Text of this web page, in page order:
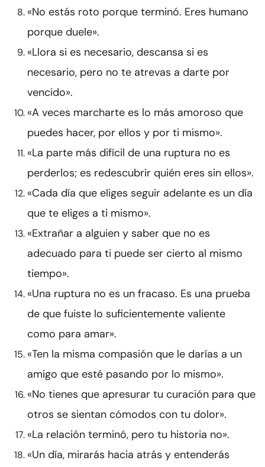
«No estás roto porque terminó. Eres humano
porque duele».
«Llora si es necesario, descansa si es
necesario, pero no te atrevas a darte por
vencido».
«A veces marcharte es lo más amoroso que
puedes hacer, por ellos y por ti mismo».
«La parte más difícil de una ruptura no es
perderlos; es redescubrir quién eres sin ellos».
«Cada día que eliges seguir adelante es un día
que te eliges a ti mismo».
«Extrañar a alguien y saber que no es
adecuado para ti puede ser cierto al mismo
tiempo».
«Una ruptura no es un fracaso. Es una prueba
de que fuiste lo suficientemente valiente
como para amar».
«Ten la misma compasión que le darías a un
amigo que esté pasando por lo mismo».
«No tienes que apresurar tu curación para que
otros se sientan cómodos con tu dolor».
«La relación terminó, pero tu historia no».
«Un día, mirarás hacia atrás y entenderás